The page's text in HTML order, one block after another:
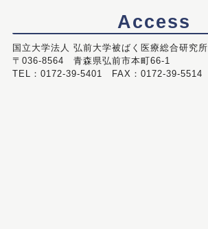
Access
国立大学法人 弘前大学被ばく医療総合研究所
〒036-8564 青森県弘前市本町66-1
TEL：0172-39-5401 FAX：0172-39-5514